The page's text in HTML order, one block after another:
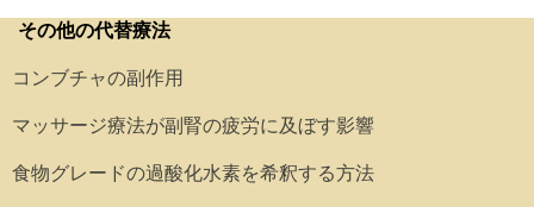
その他の代替療法
コンブチャの副作用
マッサージ療法が副腎の疲労に及ぼす影響
食物グレードの過酸化水素を希釈する方法